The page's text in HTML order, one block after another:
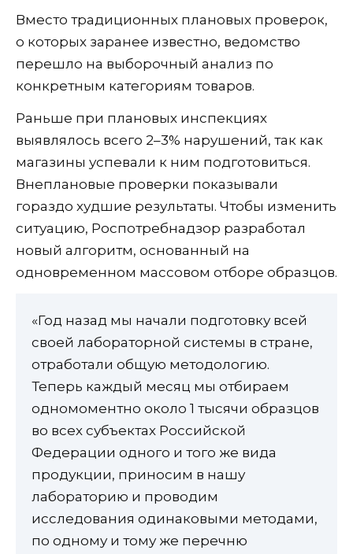
Вместо традиционных плановых проверок,
о которых заранее известно, ведомство
перешло на выборочный анализ по
конкретным категориям товаров.
Раньше при плановых инспекциях
выявлялось всего 2–3% нарушений, так как
магазины успевали к ним подготовиться.
Внеплановые проверки показывали
гораздо худшие результаты. Чтобы изменить
ситуацию, Роспотребнадзор разработал
новый алгоритм, основанный на
одновременном массовом отборе образцов.
«Год назад мы начали подготовку всей
своей лабораторной системы в стране,
отработали общую методологию.
Теперь каждый месяц мы отбираем
одномоментно около 1 тысячи образцов
во всех субъектах Российской
Федерации одного и того же вида
продукции, приносим в нашу
лабораторию и проводим
исследования одинаковыми методами,
по одному и тому же перечню